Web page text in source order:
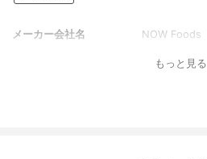
メーカー会社名 NOW Foods
もっと見る